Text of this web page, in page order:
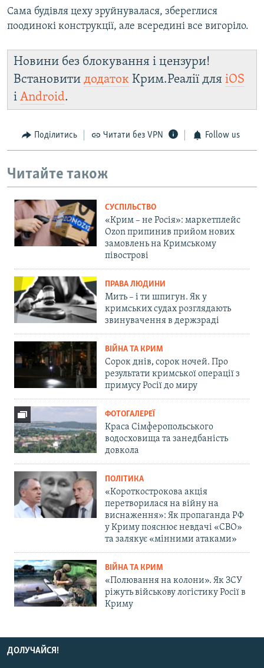
Сама будівля цеху зруйнувалася, збереглися
поодинокі конструкції, але всередині все вигоріло.
Новини без блокування і цензури!
Встановити додаток Крим.Реалії для iOS
і Android.
Поділитись Читати без VPN Follow us
Читайте також
СУСПІЛЬСТВО
«Крим – не Росія»: маркетплейс
Ozon припинив прийом нових
замовлень на Кримському
півострові
ПРАВА ЛЮДИНИ
Мить – і ти шпигун. Як у
кримських судах розглядають
звинувачення в держзраді
ВІЙНА ТА КРИМ
Сорок днів, сорок ночей. Про
результати кримської операції з
примусу Росії до миру
ФОТОГАЛЕРЕЇ
Краса Сімферопольського
водосховища та занедбаність
довкола
ПОЛІТИКА
«Короткострокова акція
перетворилася на війну на
виснаження»: Як пропаганда РФ
у Криму пояснює невдачі «СВО»
та залякує «мінними атаками»
ВІЙНА ТА КРИМ
«Полювання на колони». Як ЗСУ
ріжуть військову логістику Росії в
Криму
ДОЛУЧАЙСЯ!